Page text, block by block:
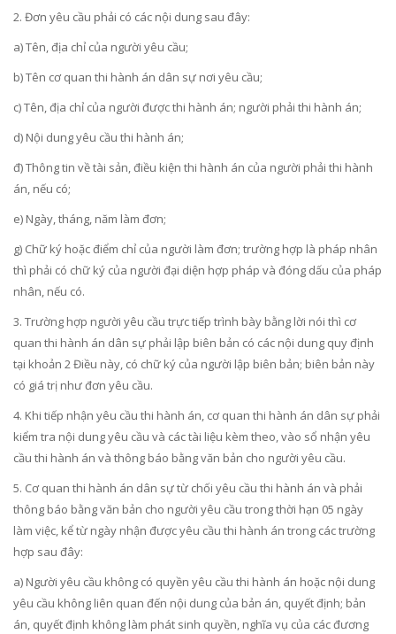
2. Đơn yêu cầu phải có các nội dung sau đây:
a) Tên, địa chỉ của người yêu cầu;
b) Tên cơ quan thi hành án dân sự nơi yêu cầu;
c) Tên, địa chỉ của người được thi hành án; người phải thi hành án;
d) Nội dung yêu cầu thi hành án;
đ) Thông tin về tài sản, điều kiện thi hành án của người phải thi hành
án, nếu có;
e) Ngày, tháng, năm làm đơn;
g) Chữ ký hoặc điểm chỉ của người làm đơn; trường hợp là pháp nhân
thì phải có chữ ký của người đại diện hợp pháp và đóng dấu của pháp
nhân, nếu có.
3. Trường hợp người yêu cầu trực tiếp trình bày bằng lời nói thì cơ
quan thi hành án dân sự phải lập biên bản có các nội dung quy định
tại khoản 2 Điều này, có chữ ký của người lập biên bản; biên bản này
có giá trị như đơn yêu cầu.
4. Khi tiếp nhận yêu cầu thi hành án, cơ quan thi hành án dân sự phải
kiểm tra nội dung yêu cầu và các tài liệu kèm theo, vào sổ nhận yêu
cầu thi hành án và thông báo bằng văn bản cho người yêu cầu.
5. Cơ quan thi hành án dân sự từ chối yêu cầu thi hành án và phải
thông báo bằng văn bản cho người yêu cầu trong thời hạn 05 ngày
làm việc, kể từ ngày nhận được yêu cầu thi hành án trong các trường
hợp sau đây:
a) Người yêu cầu không có quyền yêu cầu thi hành án hoặc nội dung
yêu cầu không liên quan đến nội dung của bản án, quyết định; bản
án, quyết định không làm phát sinh quyền, nghĩa vụ của các đương